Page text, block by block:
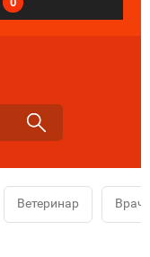
Ветеринар Врач